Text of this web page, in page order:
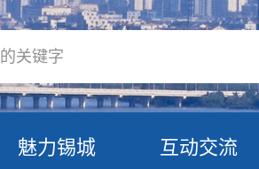
魅力锡城 互动交流